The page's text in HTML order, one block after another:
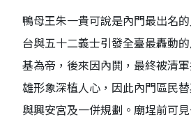
鴨母王朱一貴可說是內門最出名
台與五十二義士引發全臺最轟動
基為帝，後來因內鬨，最終被清
雄形象深植人心，因此內門區民
與興安宮及一併規劃。廟埕前可